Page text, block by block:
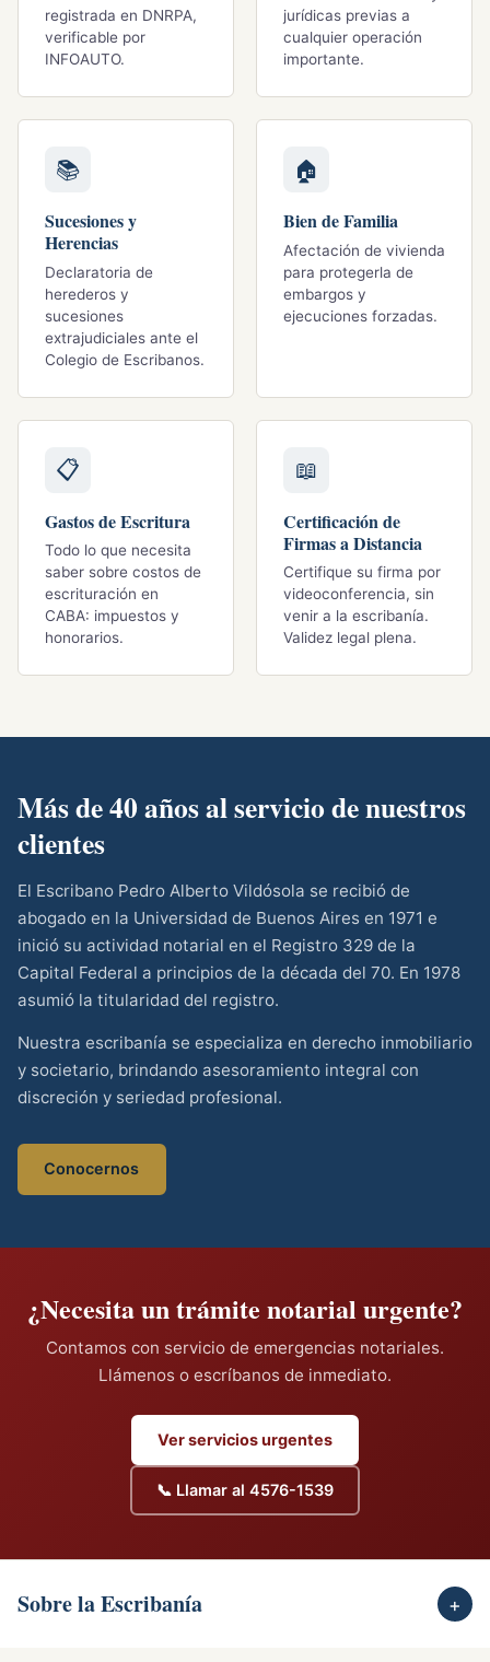
registrada en DNRPA,
verificable por
INFOAUTO.
jurídicas previas a
cualquier operación
importante.
📚
Sucesiones y
Herencias
Declaratoria de
herederos y
sucesiones
extrajudiciales ante el
Colegio de Escribanos.
🏠
Bien de Familia
Afectación de vivienda
para protegerla de
embargos y
ejecuciones forzadas.
📋
Gastos de Escritura
Todo lo que necesita
saber sobre costos de
escrituración en
CABA: impuestos y
honorarios.
📖
Certificación de
Firmas a Distancia
Certifique su firma por
videoconferencia, sin
venir a la escribanía.
Validez legal plena.
Más de 40 años al servicio de nuestros
clientes
El Escribano Pedro Alberto Vildósola se recibió de
abogado en la Universidad de Buenos Aires en 1971 e
inició su actividad notarial en el Registro 329 de la
Capital Federal a principios de la década del 70. En 1978
asumió la titularidad del registro.
Nuestra escribanía se especializa en derecho inmobiliario
y societario, brindando asesoramiento integral con
discreción y seriedad profesional.
Conocernos
¿Necesita un trámite notarial urgente?
Contamos con servicio de emergencias notariales.
Llámenos o escríbanos de inmediato.
Ver servicios urgentes
📞 Llamar al 4576-1539
Sobre la Escribanía +